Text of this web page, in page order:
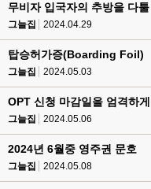
무비자 입국자의 추방을 다
그늘집 2024.04.29
탑승허가증(Boarding Foil)
그늘집 2024.05.03
OPT 신청 마감일을 엄격하
그늘집 2024.05.06
2024년 6월중 영주권 문호
그늘집 2024.05.08